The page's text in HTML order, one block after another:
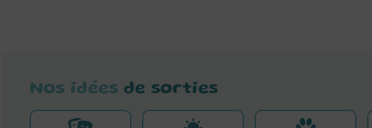
Nos idées de sorties